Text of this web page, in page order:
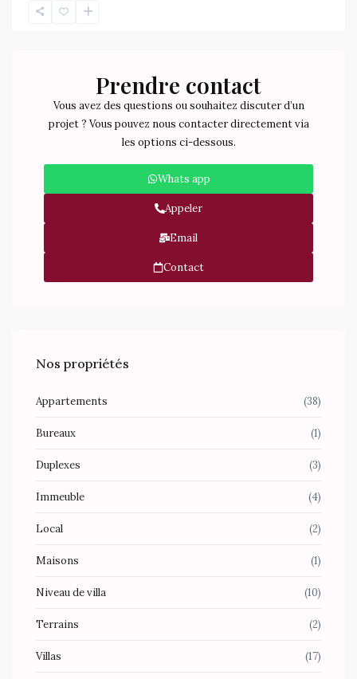
Prendre contact
Vous avez des questions ou souhaitez discuter d’un
projet ? Vous pouvez nous contacter directement via
les options ci-dessous.
Whats app
Appeler
Email
Contact
Nos propriétés
Appartements (38)
Bureaux (1)
Duplexes (3)
Immeuble (4)
Local (2)
Maisons (1)
Niveau de villa (10)
Terrains (2)
Villas (17)